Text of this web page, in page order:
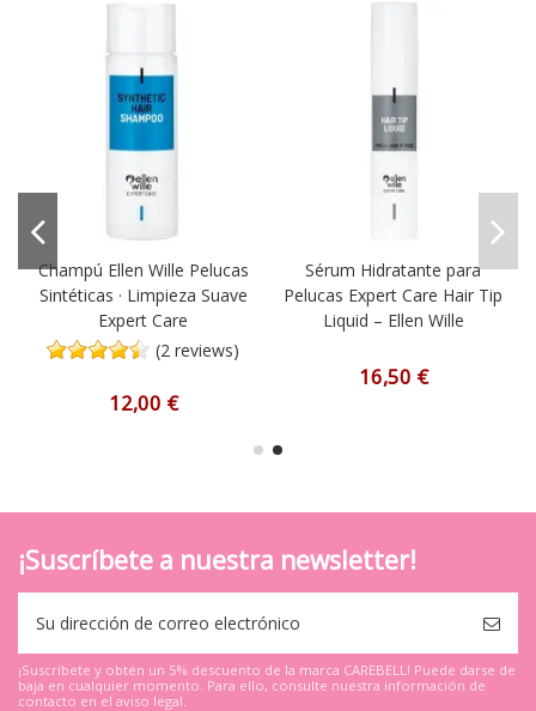
Champú Ellen Wille Pelucas
Sintéticas · Limpieza Suave
Expert Care
(2 reviews)
12,00 €
Sérum Hidratante para
Pelucas Expert Care Hair Tip
Liquid – Ellen Wille
16,50 €
¡Suscríbete a nuestra newsletter!
¡Suscríbete y obtén un 5% descuento de la marca CAREBELL! Puede darse de
baja en cualquier momento. Para ello, consulte nuestra información de
contacto en el aviso legal.